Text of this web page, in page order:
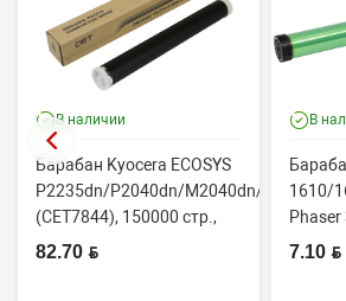
В наличии
Барабан Kyocera ECOSYS
P2235dn/P2040dn/M2040dn/M2540dw
(CET7844), 150000 стр.,
Япония
82.70 BYN
В
1610/
7.10 BYN